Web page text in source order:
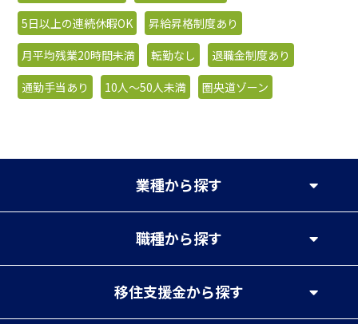
5日以上の連続休暇OK
昇給昇格制度あり
月平均残業20時間未満
転勤なし
退職金制度あり
通勤手当あり
10人〜50人未満 圏央道ゾーン
業種から探す
職種から探す
移住支援金から探す